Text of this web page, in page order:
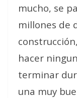
mucho, se
millones de
hacer
terminar
una muy